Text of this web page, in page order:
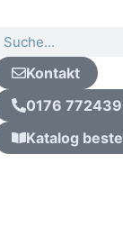
Suche
Kontakt
0176
Katalog